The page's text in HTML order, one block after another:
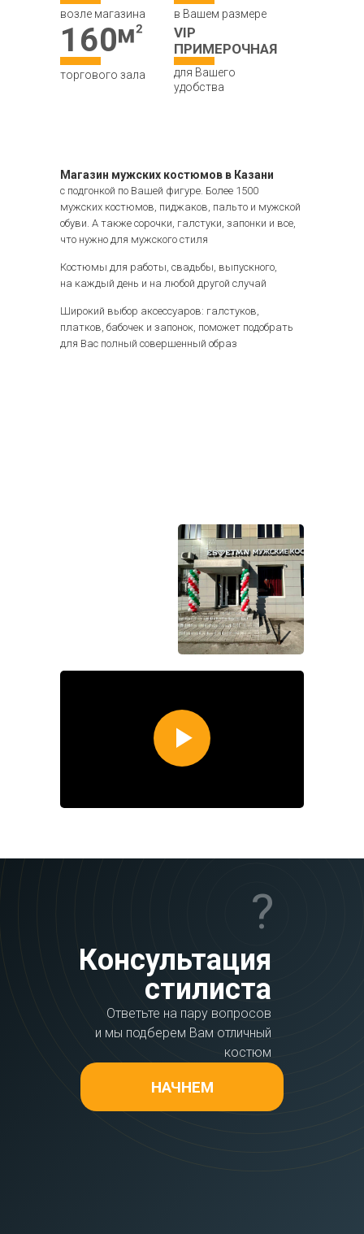
с подгонкой по Вашей фигуре. Более 1500
мужских костюмов, пиджаков, пальто и мужской
обуви. А также сорочки, галстуки, запонки и все,
что нужно для мужского стиля
Костюмы для работы, свадьбы, выпускного,
на каждый день и на любой другой случай
Широкий выбор аксессуаров: галстуков,
платков, бабочек и запонок, поможет подобрать
для Вас полный совершенный образ
возле магазина в Вашем размере
160
торгового зала
VIP
ПРИМЕРОЧНАЯ
для Вашего
удобства
Магазин мужских костюмов в Казани
?
Консультация
стилиста
Ответьте на пару вопросов
и мы подберем Вам отличный
костюм
НАЧНЕМ